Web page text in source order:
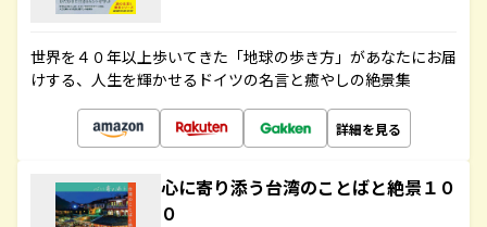
世界を４０年以上歩いてきた「地球の歩き方」があなたにお届
けする、人生を輝かせるドイツの名言と癒やしの絶景集
詳細を見る
心に寄り添う台湾のことばと絶景１０
０